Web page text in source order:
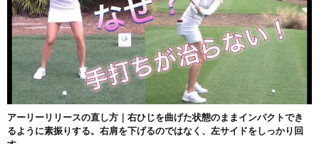
アーリーリリースの直し方｜右ひじを曲げた状態のままインパクトでき
るように素振りする。右肩を下げるのではなく、左サイドをしっかり回